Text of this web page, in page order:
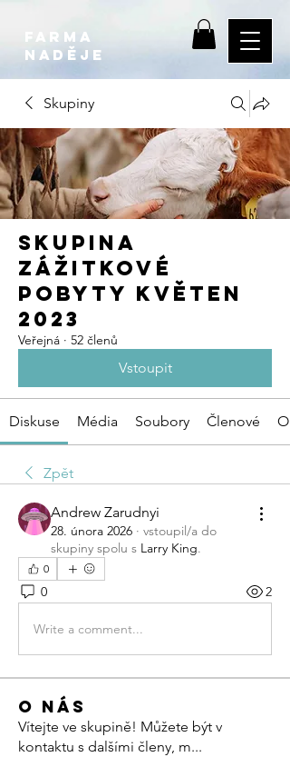
farma
NADĚJE
Skupiny
Skupina
ZÁŽITKOVÉ
POBYTY KVĚTEN
2023
Veřejná · 52 členů
Vstoupit
Diskuse Média Soubory Členové O
Zpět
Andrew Zarudnyi
28. února 2026 · vstoupil/a do
skupiny spolu s Larry King.
0
0 2
Write a comment...
O nás
Vítejte ve skupině! Můžete být v
kontaktu s dalšími členy, m...